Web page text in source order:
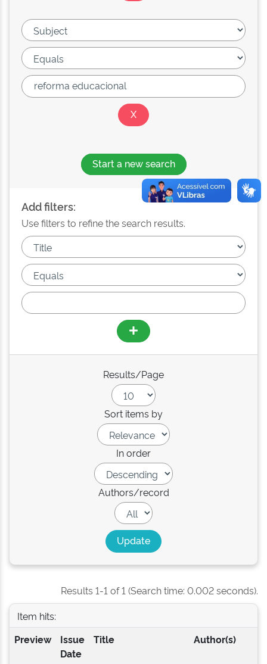
Start a new search
Add filters:
Use filters to refine the search results.
Results/Page
Sort items by
In order
Authors/record
Results 1-1 of 1 (Search time: 0.002 seconds).
Item hits:
Preview
Issue
Date
Title Author(s)